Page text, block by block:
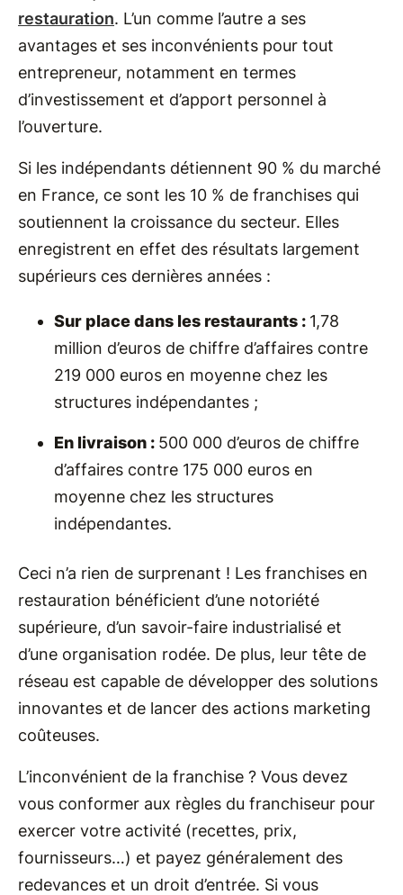
restauration. L’un comme l’autre a ses
avantages et ses inconvénients pour tout
entrepreneur, notamment en termes
d’investissement et d’apport personnel à
l’ouverture.
Si les indépendants détiennent 90 % du marché
en France, ce sont les 10 % de franchises qui
soutiennent la croissance du secteur. Elles
enregistrent en effet des résultats largement
supérieurs ces dernières années :
Sur place dans les restaurants : 1,78
million d’euros de chiffre d’affaires contre
219 000 euros en moyenne chez les
structures indépendantes ;
En livraison : 500 000 d’euros de chiffre
d’affaires contre 175 000 euros en
moyenne chez les structures
indépendantes.
Ceci n’a rien de surprenant ! Les franchises en
restauration bénéficient d’une notoriété
supérieure, d’un savoir-faire industrialisé et
d’une organisation rodée. De plus, leur tête de
réseau est capable de développer des solutions
innovantes et de lancer des actions marketing
coûteuses.
L’inconvénient de la franchise ? Vous devez
vous conformer aux règles du franchiseur pour
exercer votre activité (recettes, prix,
fournisseurs…) et payez généralement des
redevances et un droit d’entrée. Si vous